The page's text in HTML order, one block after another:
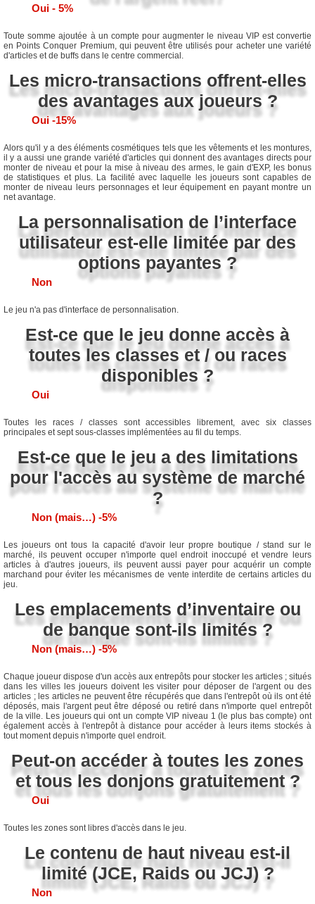
Oui - 5%
Toute somme ajoutée à un compte pour augmenter le niveau VIP est convertie
en Points Conquer Premium, qui peuvent être utilisés pour acheter une variété
d'articles et de buffs dans le centre commercial.
Les micro-transactions offrent-elles
des avantages aux joueurs ?
Oui -15%
Alors qu'il y a des éléments cosmétiques tels que les vêtements et les montures,
il y a aussi une grande variété d'articles qui donnent des avantages directs pour
monter de niveau et pour la mise à niveau des armes, le gain d'EXP, les bonus
de statistiques et plus. La facilité avec laquelle les joueurs sont capables de
monter de niveau leurs personnages et leur équipement en payant montre un
net avantage.
La personnalisation de l’interface
utilisateur est-elle limitée par des
options payantes ?
Non
Le jeu n'a pas d'interface de personnalisation.
Est-ce que le jeu donne accès à
toutes les classes et / ou races
disponibles ?
Oui
Toutes les races / classes sont accessibles librement, avec six classes
principales et sept sous-classes implémentées au fil du temps.
Est-ce que le jeu a des limitations
pour l'accès au système de marché
?
Non (mais…) -5%
Les joueurs ont tous la capacité d'avoir leur propre boutique / stand sur le
marché, ils peuvent occuper n'importe quel endroit inoccupé et vendre leurs
articles à d'autres joueurs, ils peuvent aussi payer pour acquérir un compte
marchand pour éviter les mécanismes de vente interdite de certains articles du
jeu.
Les emplacements d’inventaire ou
de banque sont-ils limités ?
Non (mais…) -5%
Chaque joueur dispose d'un accès aux entrepôts pour stocker les articles ; situés
dans les villes les joueurs doivent les visiter pour déposer de l'argent ou des
articles ; les articles ne peuvent être récupérés que dans l'entrepôt où ils ont été
déposés, mais l'argent peut être déposé ou retiré dans n'importe quel entrepôt
de la ville. Les joueurs qui ont un compte VIP niveau 1 (le plus bas compte) ont
également accès à l'entrepôt à distance pour accéder à leurs items stockés à
tout moment depuis n'importe quel endroit.
Peut-on accéder à toutes les zones
et tous les donjons gratuitement ?
Oui
Toutes les zones sont libres d'accès dans le jeu.
Le contenu de haut niveau est-il
limité (JCE, Raids ou JCJ) ?
Non